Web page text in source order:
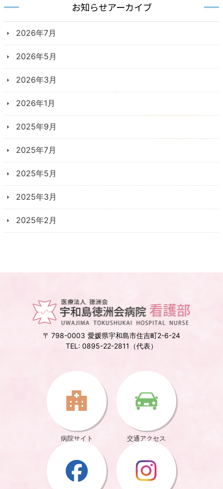
お知らせアーカイブ
2026年7月
2026年5月
2026年3月
2026年1月
2025年9月
2025年7月
2025年5月
2025年3月
2025年2月
798-0003 愛媛県宇和島市住吉町2-6-24
0895-22-2811（代表）
病院サイト 交通アクセス